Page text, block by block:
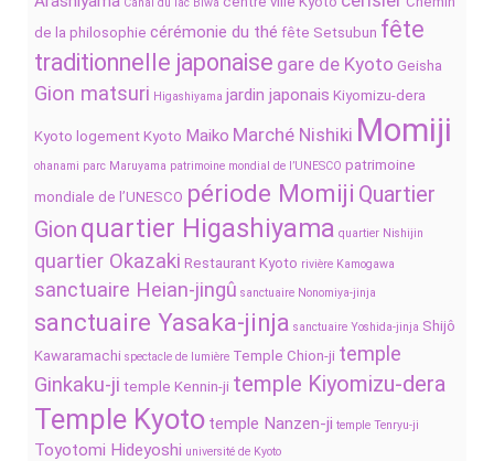
de la philosophie cérémonie du thé fête Setsubun fête
traditionnelle japonaise gare de Kyoto Geisha
Gion matsuri Higashiyama jardin japonais Kiyomizu-dera
Kyoto logement Kyoto Maiko Marché Nishiki Momiji
ohanami parc Maruyama patrimoine mondial de l’UNESCO patrimoine
mondiale de l’UNESCO période Momiji Quartier
Gion quartier Higashiyama quartier Nishijin
quartier Okazaki Restaurant Kyoto rivière Kamogawa
sanctuaire Heian-jingû sanctuaire Nonomiya-jinja
sanctuaire Yasaka-jinja sanctuaire Yoshida-jinja Shijô
Kawaramachi spectacle de lumière Temple Chion-ji temple
Ginkaku-ji temple Kennin-ji temple Kiyomizu-dera
Temple Kyoto temple Nanzen-ji temple Tenryu-ji
Toyotomi Hideyoshi université de Kyoto